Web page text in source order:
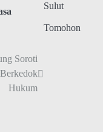
Soroti
Hukum
Sulut
Tomohon